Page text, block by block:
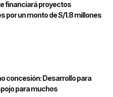
financiará proyectos
por un monto de S/1.8 millones
concesión: Desarrollo para
para muchos